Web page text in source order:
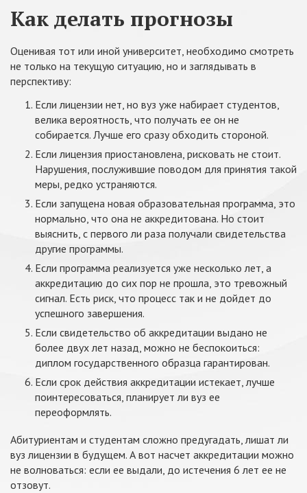
Как делать прогнозы
Оценивая тот или иной университет, необходимо смотреть
не только на текущую ситуацию, но и заглядывать в
перспективу:
Если лицензии нет, но вуз уже набирает студентов,
велика вероятность, что получать ее он не
собирается. Лучше его сразу обходить стороной.
Если лицензия приостановлена, рисковать не стоит.
Нарушения, послужившие поводом для принятия такой
меры, редко устраняются.
Если запущена новая образовательная программа, это
нормально, что она не аккредитована. Но стоит
выяснить, с первого ли раза получали свидетельства
другие программы.
Если программа реализуется уже несколько лет, а
аккредитацию до сих пор не прошла, это тревожный
сигнал. Есть риск, что процесс так и не дойдет до
успешного завершения.
Если свидетельство об аккредитации выдано не
более двух лет назад, можно не беспокоиться:
диплом государственного образца гарантирован.
Если срок действия аккредитации истекает, лучше
поинтересоваться, планирует ли вуз ее
переоформлять.
Абитуриентам и студентам сложно предугадать, лишат ли
вуз лицензии в будущем. А вот насчет аккредитации можно
не волноваться: если ее выдали, до истечения 6 лет ее не
отзовут.